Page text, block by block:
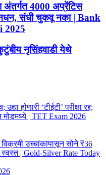
4000 अप्रेंटिस
संधी चुकवू नका | Bank
2025
नृसिंहवाडी येथे
होणारी ‘टीईटी’ परीक्षा रद्द;
मोडमध्ये | TET Exam 2026
विक्रमी उच्चांकापासून सोने ₹36
स्वस्त | Gold-Silver Rate Today